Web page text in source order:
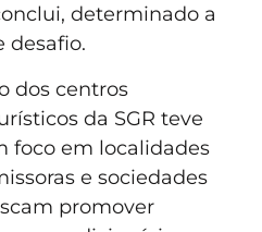
determinado a
desafio.
dos centros
da SGR teve
foco em localidades
e sociedades
promover